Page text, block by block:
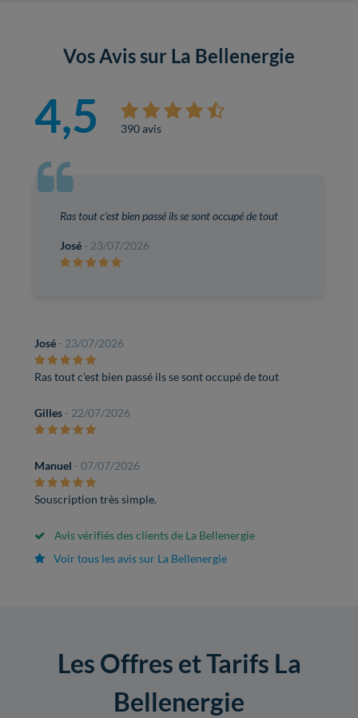
Vos Avis sur La Bellenergie
4,5 390 avis
Ras tout c'est bien passé ils se sont occupé de tout
José - 23/07/2026
José - 23/07/2026
Ras tout c'est bien passé ils se sont occupé de tout
Gilles - 22/07/2026
Manuel - 07/07/2026
Souscription très simple.
Avis vérifiés des clients de La Bellenergie
Voir tous les avis sur La Bellenergie
Les Offres et Tarifs La
Bellenergie